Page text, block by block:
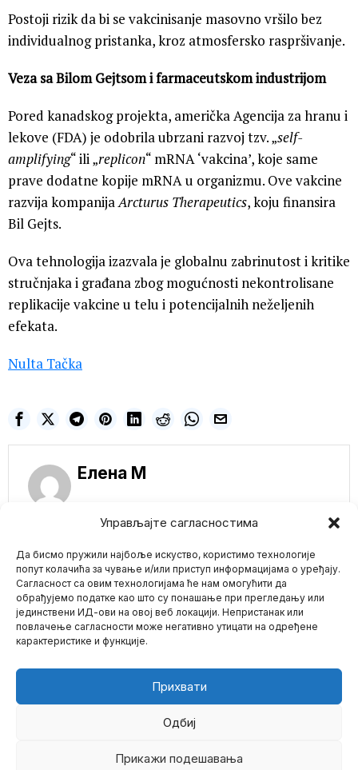
Управљајте сагласностима
Да бисмо пружили најбоље искуство, користимо технологије
попут колачића за чување и/или приступ информацијама о уређају.
Сагласност са овим технологијама ће нам омогућити да
обрађујемо податке као што су понашање при прегледању или
јединствени ИД-ови на овој веб локацији. Непристанак или
повлачење сагласности може негативно утицати на одређене
карактеристике и функције.
Прихвати
Одбиј
Прикажи подешавања
Postoji rizik da bi se vakcinisanje masovno vršilo bez
individualnog pristanka, kroz atmosfersko raspršivanje.
Veza sa Bilom Gejtsom i farmaceutskom industrijom
Pored kanadskog projekta, američka Agencija za hranu i
lekove (FDA) je odobrila ubrzani razvoj tzv. „self-
amplifying“ ili „replicon“ mRNA ‘vakcina’, koje same
prave dodatne kopije mRNA u organizmu. Ove vakcine
razvija kompanijaArcturus Therapeutics, koju finansira
Bil Gejts.
Ova tehnologija izazvala je globalnu zabrinutost i kritike
stručnjaka i građana zbog mogućnosti nekontrolisane
replikacije vakcine u telu i potencijalnih neželjenih
efekata.
Nulta Tačka
Елена M
Mario zna Youtube
2026- Sva prava zadržana.
Крај приватности:
Дигитални евро
стиже 2029.
Дигитални евро
централне банке, дуго
најављиван као
следећи корак у
KRAĐA IDENTITETA!
NA NEKOLIKO
LOKACIJA U LOS
ANĐELESU VRŠENA
LAŽNA TESTIRANJA
na lažnim lokacijama za